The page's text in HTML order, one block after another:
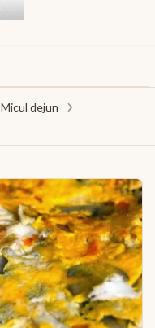
Micul dejun